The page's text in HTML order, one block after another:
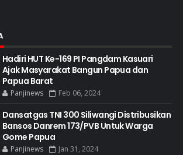
Hadiri HUT Ke-169 PI Pangdam Kasuari
Ajak Masyarakat Bangun Papua dan
Papua Barat
Panjinews Feb 06, 2024
Dansatgas TNI 300 Siliwangi Distribusikan
Bansos Danrem 173/PVB Untuk Warga
Gome Papua
Panjinews Jan 31, 2024